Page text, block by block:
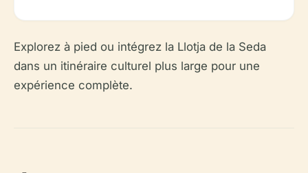
Explorez à pied ou intégrez la Llotja de la Seda
dans un itinéraire culturel plus large pour une
expérience complète.